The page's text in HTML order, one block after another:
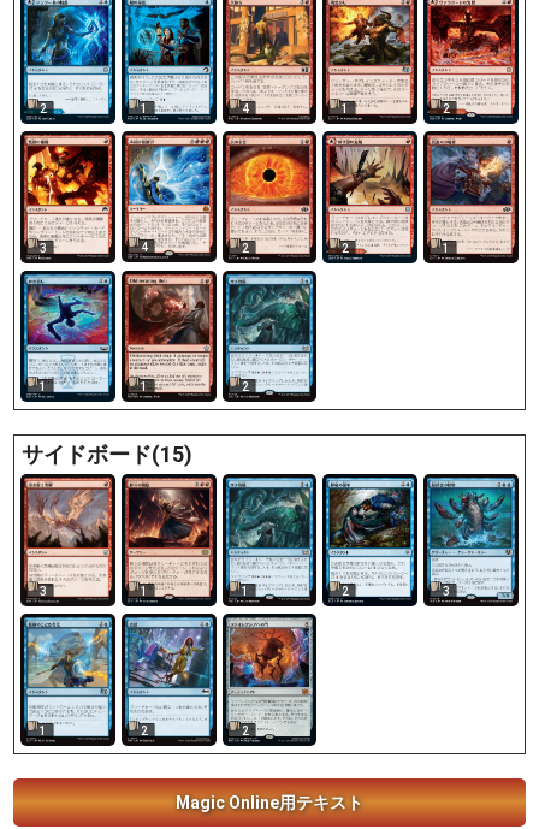
2 1 4 1 2
3 4 2 2 1
1 1 2
サイドボード(15)
3 1 1 2 3
1 2 2
Magic Online用テキスト